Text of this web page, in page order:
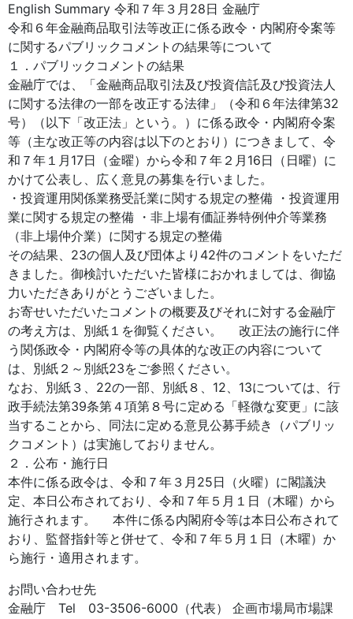
English Summary 令和７年３月28日 金融庁
令和６年金融商品取引法等改正に係る政令・内閣府令案等
に関するパブリックコメントの結果等について
１．パブリックコメントの結果
金融庁では、「金融商品取引法及び投資信託及び投資法人
に関する法律の一部を改正する法律」（令和６年法律第32
号）（以下「改正法」という。）に係る政令・内閣府令案
等（主な改正等の内容は以下のとおり）につきまして、令
和７年１月17日（金曜）から令和７年２月16日（日曜）に
かけて公表し、広く意見の募集を行いました。
・投資運用関係業務受託業に関する規定の整備 ・投資運用
業に関する規定の整備 ・非上場有価証券特例仲介等業務
（非上場仲介業）に関する規定の整備
その結果、23の個人及び団体より42件のコメントをいただ
きました。御検討いただいた皆様におかれましては、御協
力いただきありがとうございました。
お寄せいただいたコメントの概要及びそれに対する金融庁
の考え方は、別紙１を御覧ください。 改正法の施行に伴
う関係政令・内閣府令等の具体的な改正の内容について
は、別紙２～別紙23をご参照ください。
なお、別紙３、22の一部、別紙８、12、13については、行
政手続法第39条第４項第８号に定める「軽微な変更」に該
当することから、同法に定める意見公募手続き（パブリッ
クコメント）は実施しておりません。
２．公布・施行日
本件に係る政令は、令和７年３月25日（火曜）に閣議決
定、本日公布されており、令和７年５月１日（木曜）から
施行されます。 本件に係る内閣府令等は本日公布されて
おり、監督指針等と併せて、令和７年５月１日（木曜）か
ら施行・適用されます。
お問い合わせ先
金融庁 Tel 03-3506-6000（代表） 企画市場局市場課